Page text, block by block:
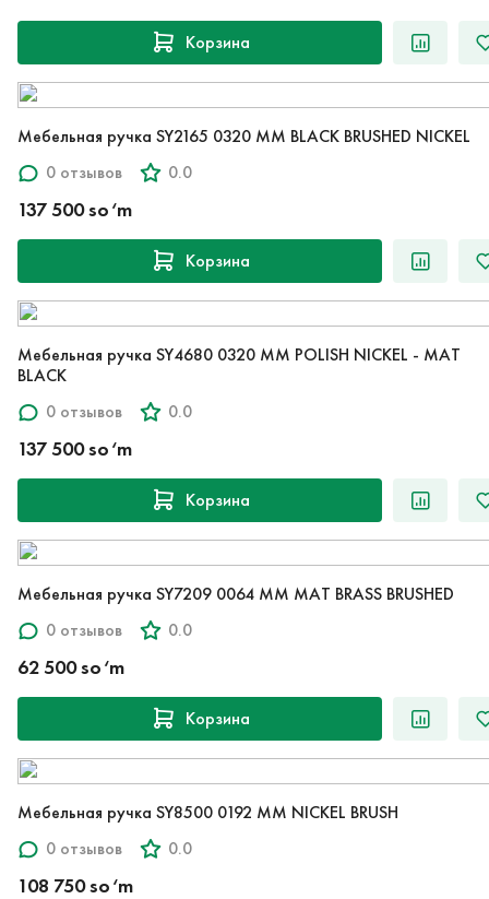
Корзина
Мебельная ручка SY2165 0320 MM BLACK BRUSHED NICKEL
0 отзывов
0.0
137 500 so‘m
Корзина
Мебельная ручка SY4680 0320 MM POLISH NICKEL - MAT
BLACK
0 отзывов
0.0
137 500 so‘m
Корзина
Мебельная ручка SY7209 0064 MM MAT BRASS BRUSHED
0 отзывов
0.0
62 500 so‘m
Корзина
Мебельная ручка SY8500 0192 MM NICKEL BRUSH
0 отзывов
0.0
108 750 so‘m